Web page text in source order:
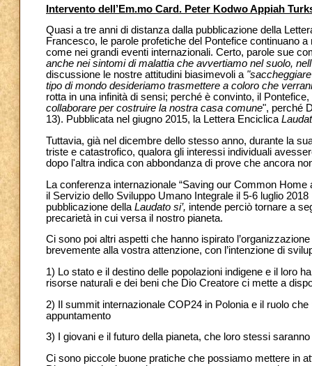
Intervento dell’Em.mo Card. Peter Kodwo Appiah
Quasi a tre anni di distanza dalla pubblicazione della
Francesco, le parole profetiche del Pontefice continuano
come nei grandi eventi internazionali. Certo, parole sue
anche nei sintomi di malattia che avvertiamo nel suolo,
discussione le nostre attitudini biasimevoli a
tipo di mondo desideriamo trasmettere a coloro che
rotta in una infinità di sensi; perché è convinto, il Pontefice,
collaborare per costruire la nostra casa comune", perché
13). Pubblicata nel giugno 2015, la Lettera Enciclica
Tuttavia, già nel dicembre dello stesso anno, durante la
triste e catastrofico, qualora gli interessi individuali
dopo l'altra indica con abbondanza di prove che ancora
La conferenza internazionale “Saving our Common
il Servizio dello Sviluppo Umano Integrale il 5-6 luglio
pubblicazione della Laudato si’, intende perciò tornare a
precarietà in cui versa il nostro pianeta.
Ci sono poi altri aspetti che hanno ispirato
brevemente alla vostra attenzione, con l’intenzione di
1) Lo stato e il destino delle popolazioni indigene e il loro
risorse naturali e dei beni che Dio Creatore ci mette a
2) Il summit internazionale COP24 in Polonia e il ruolo
appuntamento
3) I giovani e il futuro della pianeta, che loro stessi
Ci sono piccole buone pratiche che possiamo mettere in